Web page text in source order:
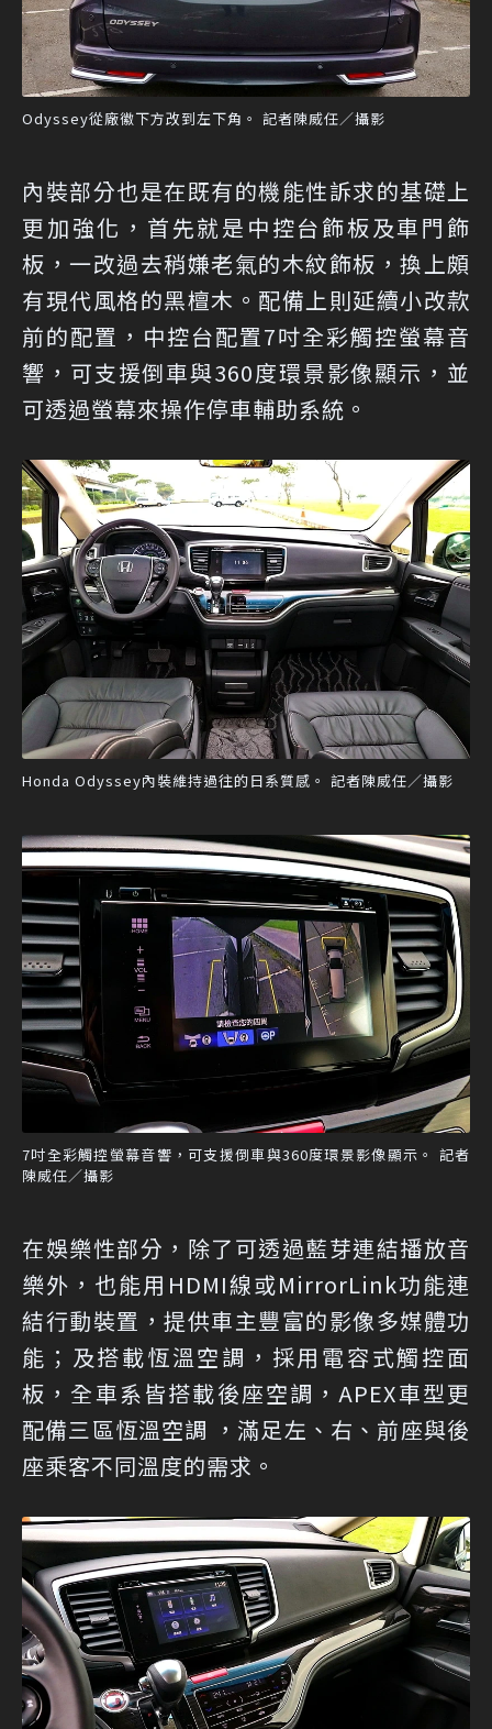
Odyssey從廠徽下方改到左下角。 記者陳威任／攝影
內裝部分也是在既有的機能性訴求的基礎上
更加強化，首先就是中控台飾板及車門飾
板，一改過去稍嫌老氣的木紋飾板，換上頗
有現代風格的黑檀木。配備上則延續小改款
前的配置，中控台配置7吋全彩觸控螢幕音
響，可支援倒車與360度環景影像顯示，並
可透過螢幕來操作停車輔助系統。
Honda Odyssey內裝維持過往的日系質感。 記者陳威任／攝影
7吋全彩觸控螢幕音響，可支援倒車與360度環景影像顯示。 記者
陳威任／攝影
在娛樂性部分，除了可透過藍芽連結播放音
樂外，也能用HDMI線或MirrorLink功能連
結行動裝置，提供車主豐富的影像多媒體功
能；及搭載恆溫空調，採用電容式觸控面
板，全車系皆搭載後座空調，APEX車型更
配備三區恆溫空調 ，滿足左、右、前座與後
座乘客不同溫度的需求。